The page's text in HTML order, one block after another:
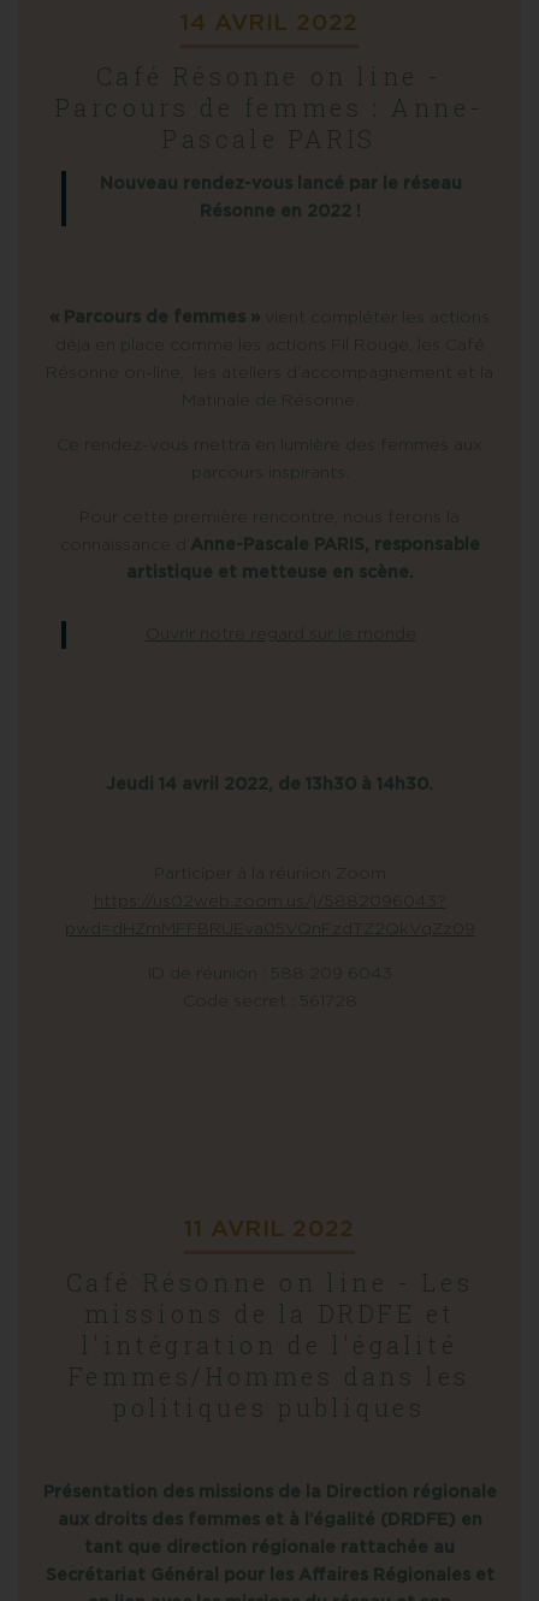
14 AVRIL 2022
Café Résonne on line -
Parcours de femmes : Anne-
Pascale PARIS
Nouveau rendez-vous lancé par le réseau
Résonne en 2022 !
« Parcours de femmes » vient compléter les actions
déjà en place comme les actions Fil Rouge, les Café
Résonne on-line, les ateliers d’accompagnement et la
Matinale de Résonne.
Ce rendez-vous mettra en lumière des femmes aux
parcours inspirants.
Pour cette première rencontre, nous ferons la
connaissance d’
Anne-Pascale PARIS, responsable
artistique et metteuse en scène.
Ouvrir notre regard sur le monde
Jeudi 14 avril 2022, de 13h30 à 14h30.
Participer à la réunion Zoom
https://us02web.zoom.us/j/5882096043?
pwd=dHZmMFFBRUEva05VQnFzdTZ2QkVqZz09
ID de réunion : 588 209 6043
Code secret : 561728
11 AVRIL 2022
Café Résonne on line - Les
missions de la DRDFE et
l'intégration de l'égalité
Femmes/Hommes dans les
politiques publiques
Présentation des missions de la Direction régionale
aux droits des femmes et à l’égalité (DRDFE) en
tant que direction régionale rattachée au
Secrétariat Général pour les Affaires Régionales et